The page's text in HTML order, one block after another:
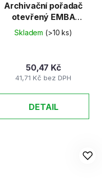
Archivační pořadač
otevřený EMBA
zelený
Skladem (>10 ks)
41,71 Kč bez DPH
50,47 Kč
DETAIL